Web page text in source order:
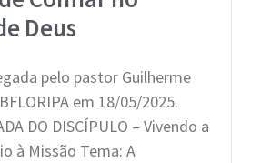
Deus
pelo pastor Guilherme
em 18/05/2025.
DO DISCÍPULO – Vivendo a
à Missão Tema: A